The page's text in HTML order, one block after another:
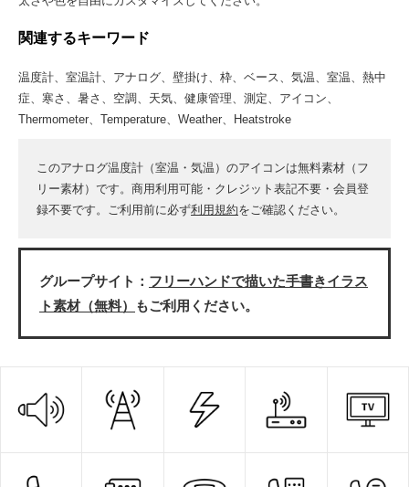
関連するキーワード
温度計、室温計、アナログ、壁掛け、枠、ベース、気温、室温、熱中
症、寒さ、暑さ、空調、天気、健康管理、測定、アイコン、
Thermometer、Temperature、Weather、Heatstroke
このアナログ温度計（室温・気温）のアイコンは無料素材（フ
リー素材）です。商用利用可能・クレジット表記不要・会員登
録不要です。ご利用前に必ず利用規約をご確認ください。
グループサイト： フリーハンドで描いた手書きイラス
ト素材（無料）
もご利用ください。